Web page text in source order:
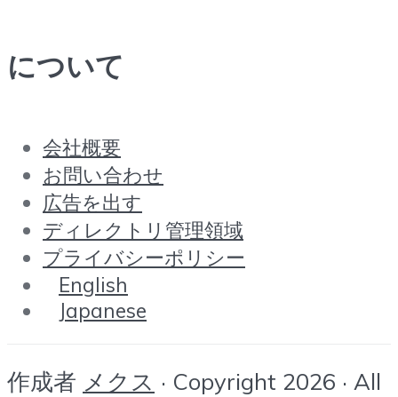
について
会社概要
お問い合わせ
広告を出す
ディレクトリ管理領域
プライバシーポリシー
English
Japanese
作成者 メクス · Copyright 2026 · All